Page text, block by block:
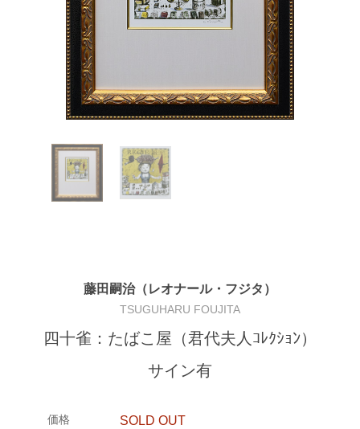
藤田嗣治（レオナール・フジタ）
TSUGUHARU FOUJITA
四十雀：たばこ屋（君代夫人ｺﾚｸｼｮﾝ）
サイン有
価格 SOLD OUT